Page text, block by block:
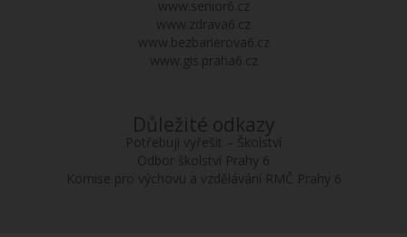
www.senior6.cz
www.zdrava6.cz
www.bezbarierova6.cz
www.gis.praha6.cz
Důležité odkazy
Potřebuji vyřešit – Školství
Odbor školství Prahy 6
Komise pro výchovu a vzdělávání RMČ Prahy 6